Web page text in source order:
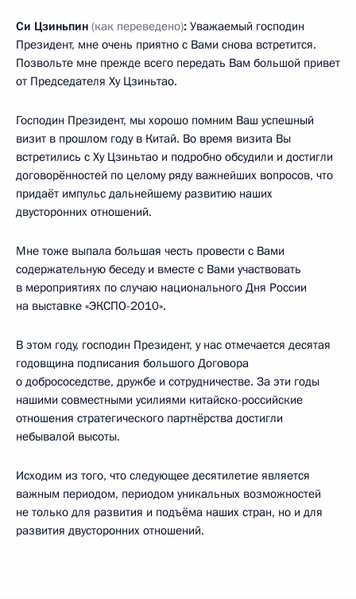
Си Цзиньпин (как переведено): Уважаемый господин
Президент, мне очень приятно с Вами снова встретится.
Позвольте мне прежде всего передать Вам большой привет
от Председателя Ху Цзиньтао.
Господин Президент, мы хорошо помним Ваш успешный
визит в прошлом году в Китай. Во время визита Вы
встретились с Ху Цзиньтао и подробно обсудили и достигли
договорённостей по целому ряду важнейших вопросов, что
придаёт импульс дальнейшему развитию наших
двусторонних отношений.
Мне тоже выпала большая честь провести с Вами
содержательную беседу и вместе с Вами участвовать
в мероприятиях по случаю национального Дня России
на выставке «ЭКСПО-2010».
В этом году, господин Президент, у нас отмечается десятая
годовщина подписания большого Договора
о добрососедстве, дружбе и сотрудничестве. За эти годы
нашими совместными усилиями китайско-российские
отношения стратегического партнёрства достигли
небывалой высоты.
Исходим из того, что следующее десятилетие является
важным периодом, периодом уникальных возможностей
не только для развития и подъёма наших стран, но и для
развития двусторонних отношений.